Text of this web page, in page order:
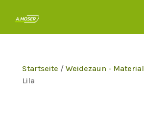
Startseite / Weidezaun - Material
Lila